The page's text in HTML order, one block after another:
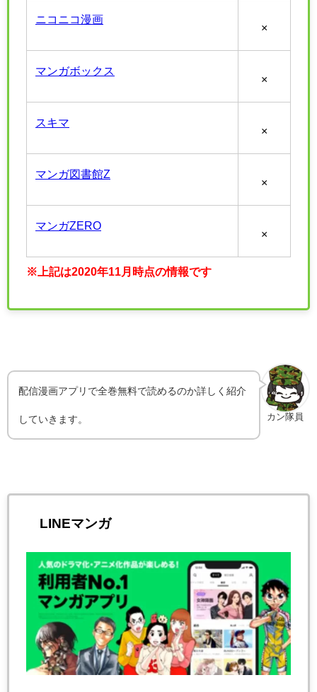
ニコニコ漫画
×
マンガボックス
×
スキマ
×
マンガ図書館Z
×
マンガZERO
×
※上記は2020年11月時点の情報です
カン隊員
配信漫画アプリで全巻無料で読めるのか詳しく紹介
していきます。
LINEマンガ